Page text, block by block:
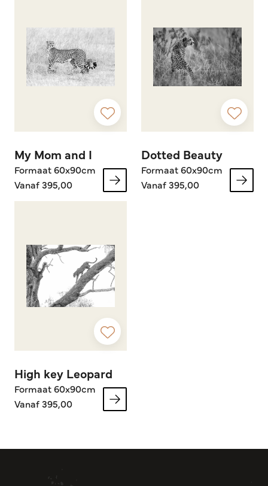
My Mom and I
Formaat 60x90cm
Vanaf 395,00
Dotted Beauty
Formaat 60x90cm
Vanaf 395,00
High key Leopard
Formaat 60x90cm
Vanaf 395,00